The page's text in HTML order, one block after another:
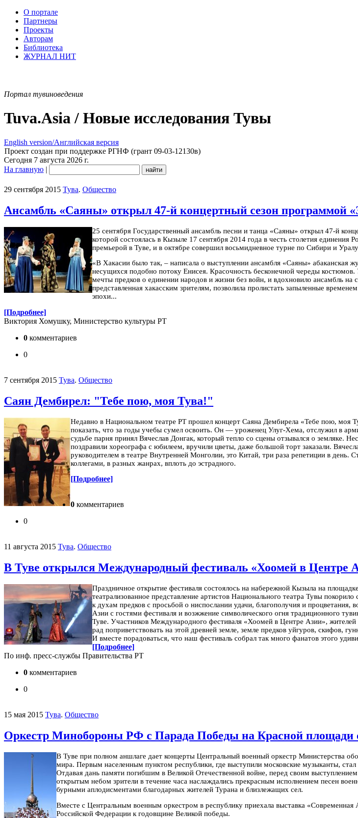
О портале
Партнеры
Проекты
Авторам
Библиотека
ЖУРНАЛ НИТ
Портал тувиноведения
Tuva.Asia / Новые исследования Тувы
English version/Английская версия
Проект создан при поддержке РГНФ (грант 09-03-12130в)
Сегодня 7 августа 2026 г.
На главную |
29 сентября 2015 Тува. Общество
Ансамбль «Саяны» открыл 47-й концертный сезон программой
25 сентября Государственный ансамбль песни и танца «Саяны» открыл 47-й
которой состоялась в Кызыле 17 сентября 2014 года в честь столетия
премьерой в Туве, и в октябре совершил восьмидневное турне по Сибири и
«В Хакасии было так, – написала о выступлении ансамбля «Саяны» абаканская
несущихся подобно потоку Енисея. Красочность бесконечной череды
мечты предков о единении народов и жизни без войн, и вдохновило ансамбль
представленная хакасским зрителям, позволила пролистать запыленные
эпохи...
[Подробнее]
Виктория Хомушку, Министерство культуры РТ
0 комментариев
0
7 сентября 2015 Тува. Общество
Саян Дембирел: "Тебе пою, моя Тува!"
Недавно в Национальном театре РТ прошел концерт Саяна Дембирела «Тебе пою, моя
показать, что за годы учебы сумел освоить. Он — уроженец Улуг-Хема, отслужил в
судьбе парня принял Вячеслав Донгак, который тепло со сцены отзывался о земляке.
поздравили хореографа с юбилеем, вручили цветы, даже большой торт заказали.
руководителем в театре Внутренней Монголии, это Китай, три раза репетиции в день.
коллегами, в разных жанрах, вплоть до эстрадного.
[Подробнее]
0 комментариев
0
11 августа 2015 Тува. Общество
В Туве открылся Международный фестиваль «Хоомей в Центре
Праздничное открытие фестиваля состоялось на набережной Кызыла на
театрализованное представление артистов Национального театра Тувы
к духам предков с просьбой о ниспослании удачи, благополучия и
Азии с гостями фестиваля и возжжение символического огня традиционного
Туве. Участников Международного фестиваля «Хоомей в Центре Азии»,
рад поприветствовать на этой древней земле, земле предков уйгуров, скифов,
И вместе порадоваться, что наш фестиваль собрал так много фанатов этого
[Подробнее]
По инф. пресс-службы Правительства РТ
0 комментариев
0
15 мая 2015 Тува. Общество
Оркестр Минобороны РФ с Парада Победы на Красной площади
В Туве при полном аншлаге дает концерты Центральный военный оркестр Министерства
мира. Первым населенным пунктом республики, где выступили московские музыканты,
Отдавая дань памяти погибшим в Великой Отечественной войне, перед своим
открытым небом зрители в течение часа наслаждались прекрасным исполнением песен
бурными аплодисментами благодарных жителей Турана и близлежащих сел.
Вместе с Центральным военным оркестром в республику приехала выставка
Российской Федерации к годовщине Великой победы.